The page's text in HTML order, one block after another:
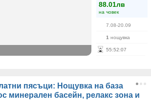
88.01лв
на човек
7.08-20.09
1 нощувка
55:52:07
пясъци: Нощувка на база
минерален басейн, релакс зона и